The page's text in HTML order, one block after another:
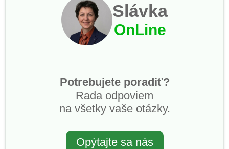
Slávka
OnLine
Potrebujete poradiť?
Rada odpoviem
na všetky vaše otázky.
Opýtajte sa nás